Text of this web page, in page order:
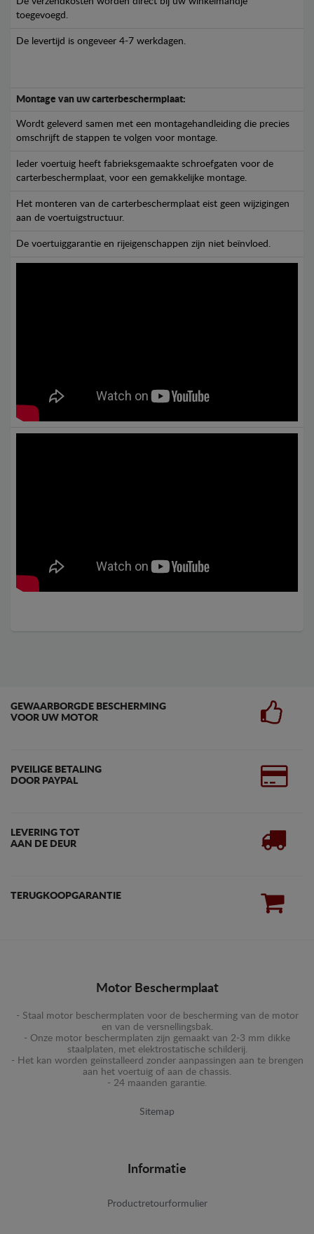
toegevoegd.
De levertijd is ongeveer 4-7 werkdagen.
Montage van uw carterbeschermplaat:
Wordt geleverd samen met een montagehandleiding die precies
omschrijft de stappen te volgen voor montage.
Ieder voertuig heeft fabrieksgemaakte schroefgaten voor de
carterbeschermplaat, voor een gemakkelijke montage.
Het monteren van de carterbeschermplaat eist geen wijzigingen
aan de voertuigstructuur.
De voertuiggarantie en rijeigenschappen zijn niet beïnvloed.
GEWAARBORGDE BESCHERMING
VOOR UW MOTOR
PVEILIGE BETALING
DOOR PAYPAL
LEVERING TOT
AAN DE DEUR
TERUGKOOPGARANTIE
Motor Beschermplaat
- Staal motor beschermplaten voor de bescherming van de motor
en van de versnellingsbak.
- Onze motor beschermplaten zijn gemaakt van 2-3 mm dikke
staalplaten, met elektrostatische schilderij.
- Het kan worden geïnstalleerd zonder aanpassingen aan te brengen
aan het voertuig of aan de chassis.
- 24 maanden garantie.
Sitemap
Informatie
Productretourformulier